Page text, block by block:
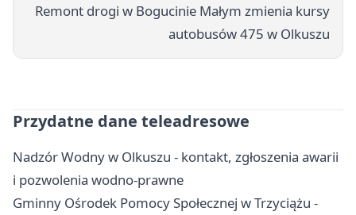
Remont drogi w Bogucinie Małym zmienia kursy
autobusów 475 w Olkuszu
Przydatne dane teleadresowe
Nadzór Wodny w Olkuszu - kontakt, zgłoszenia awarii
i pozwolenia wodno-prawne
Gminny Ośrodek Pomocy Społecznej w Trzyciążu -